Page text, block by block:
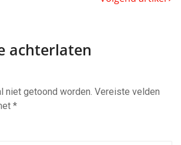
achterlaten
niet getoond worden. Vereiste velden
*